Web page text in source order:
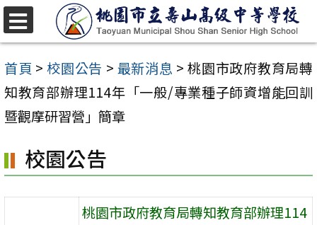
跳
至
主
要
內
區
首頁 > 校園公告 > 最新消息 > 桃園市政府教育局轉
知教育部辦理114年「一般/專業種子師資增能回訓
暨觀摩研習營」簡章
校園公告
桃園市政府教育局轉知教育部辦理114
選
單